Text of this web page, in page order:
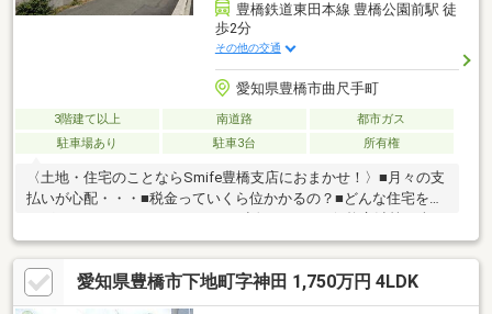
豊橋鉄道東田本線 豊橋公園前駅 徒
歩2分
その他の交通
愛知県豊橋市曲尺手町
3階建て以上 南道路
都市ガス
駐車場あり
駐車3台 所有権
〈土地・住宅のことならSmife豊橋支店におまかせ！〉■月々の支
払いが心配・・・■税金っていくら位かかるの？■どんな住宅を選
め、何でもSmife豊橋支店にご相談ください！不安な住宅探し
を、しっかりとサポートいたします！！近隣に便利な施設盛りだ
くさん♪豊橋市曲尺手町に敷地約58坪 建物約113坪の広々9LDK
お車は4台駐車可能住宅兼事務所としてご利用できます。八町小学
愛知県豊橋市下地町字神田 1,750万円 4LDK